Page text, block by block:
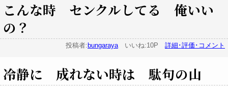
こんな時 センクルしてる 俺いい
の？
投稿者: bungarayaいいね:10P 詳細･評価･コメント
冷静に 成れない時は 駄句の山